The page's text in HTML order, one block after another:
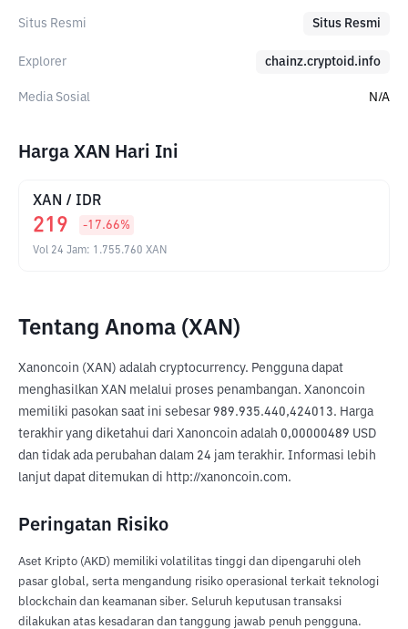
Situs Resmi Situs Resmi
Explorer chainz.cryptoid.info
Media Sosial N/A
Harga XAN Hari Ini
XAN / IDR
219 -17.66%
Vol 24 Jam: 1.755.760 XAN
Tentang Anoma (XAN)
Xanoncoin (XAN) adalah cryptocurrency. Pengguna dapat
menghasilkan XAN melalui proses penambangan. Xanoncoin
memiliki pasokan saat ini sebesar 989.935.440,424013. Harga
terakhir yang diketahui dari Xanoncoin adalah 0,00000489 USD
dan tidak ada perubahan dalam 24 jam terakhir. Informasi lebih
lanjut dapat ditemukan di http://xanoncoin.com.
Peringatan Risiko
Aset Kripto (AKD) memiliki volatilitas tinggi dan dipengaruhi oleh
pasar global, serta mengandung risiko operasional terkait teknologi
blockchain dan keamanan siber. Seluruh keputusan transaksi
dilakukan atas kesadaran dan tanggung jawab penuh pengguna.